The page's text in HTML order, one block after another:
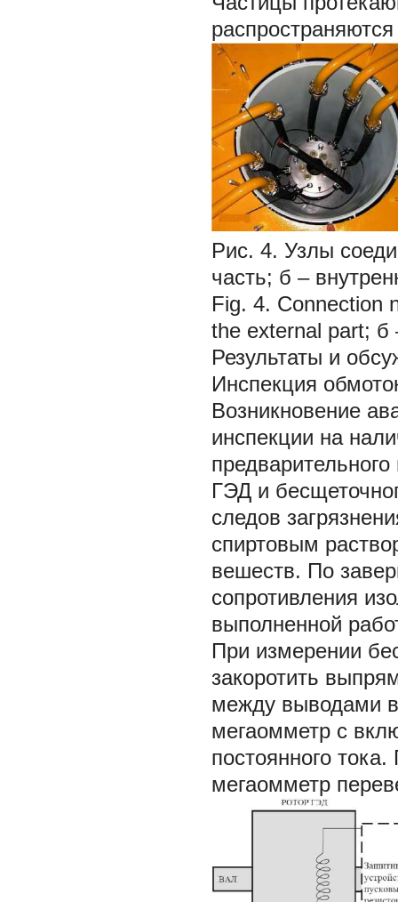
Рис. 4. Узлы
часть; б –
Fig. 4. Connection
the external part; б
Результаты и
Инспекция
Возникновение
инспекции на
ГЭД и
следов
спиртовым
вешеств. По
сопротивления
выполненной
При измерении
закоротить
между выводами
мегаомметр с
постоянного
мегаомметр